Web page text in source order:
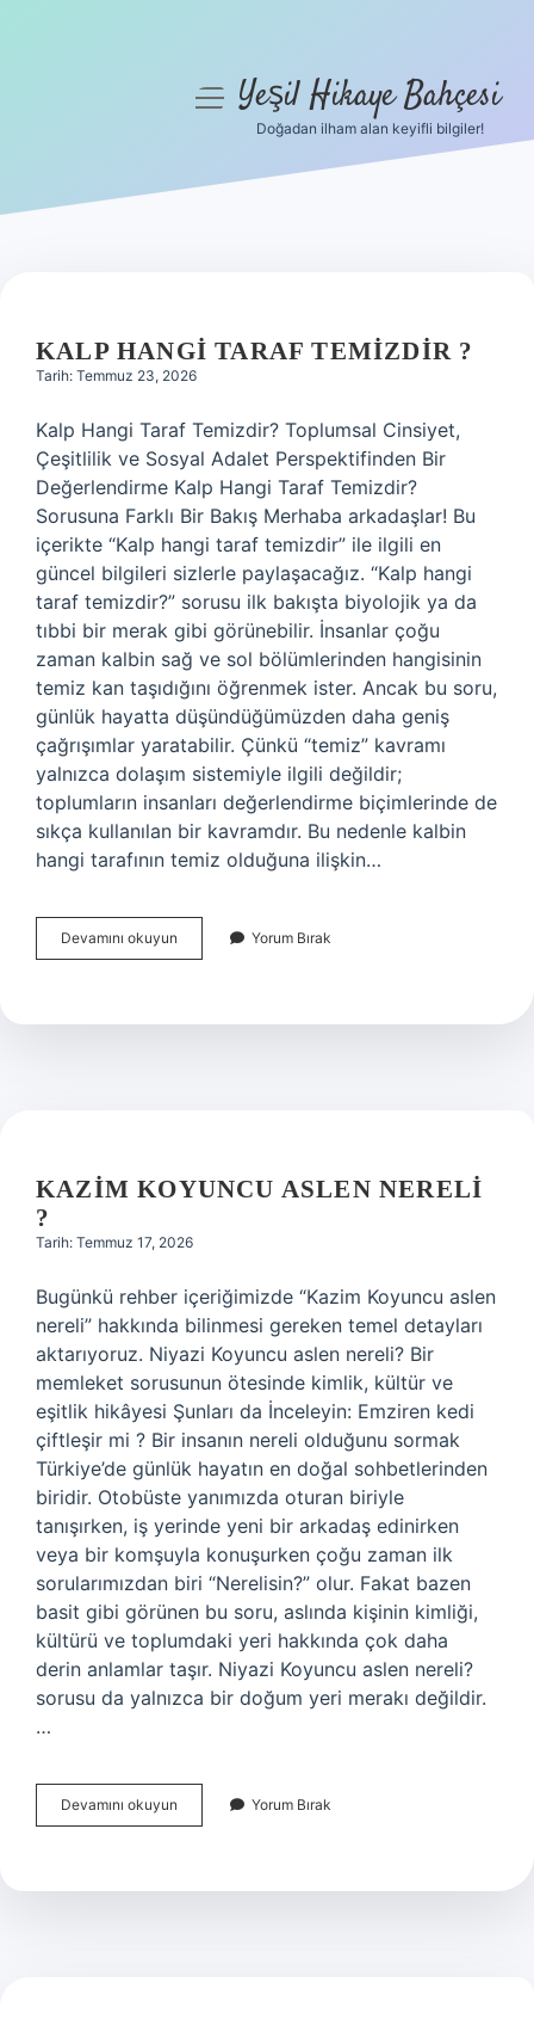
Hakkımızda
menüyüYeşil Hikaye Bahçesi
Doğadan ilham alan keyifli bilgiler!
HIKAYE
BAHÇESI
YAZILAR
KALP HANGI TARAF TEMIZDIR ?
Tarih: Temmuz 23, 2026
Kalp Hangi Taraf Temizdir? Toplumsal Cinsiyet,
Çeşitlilik ve Sosyal Adalet Perspektifinden Bir
Değerlendirme Kalp Hangi Taraf Temizdir?
Sorusuna Farklı Bir Bakış Merhaba arkadaşlar! Bu
içerikte “Kalp hangi taraf temizdir” ile ilgili en
güncel bilgileri sizlerle paylaşacağız. “Kalp hangi
taraf temizdir?” sorusu ilk bakışta biyolojik ya da
tıbbi bir merak gibi görünebilir. İnsanlar çoğu
zaman kalbin sağ ve sol bölümlerinden hangisinin
temiz kan taşıdığını öğrenmek ister. Ancak bu soru,
günlük hayatta düşündüğümüzden daha geniş
çağrışımlar yaratabilir. Çünkü “temiz” kavramı
yalnızca dolaşım sistemiyle ilgili değildir;
toplumların insanları değerlendirme biçimlerinde de
sıkça kullanılan bir kavramdır. Bu nedenle kalbin
hangi tarafının temiz olduğuna ilişkin…
Devamını okuyun
hangi
?
Yorum Bırak
KAZIM KOYUNCU ASLEN NERELI
?
Tarih: Temmuz 17, 2026
Bugünkü rehber içeriğimizde “Kazim Koyuncu aslen
nereli” hakkında bilinmesi gereken temel detayları
aktarıyoruz. Niyazi Koyuncu aslen nereli? Bir
memleket sorusunun ötesinde kimlik, kültür ve
eşitlik hikâyesi Şunları da İnceleyin: Emziren kedi
çiftleşir mi ? Bir insanın nereli olduğunu sormak
Türkiye’de günlük hayatın en doğal sohbetlerinden
biridir. Otobüste yanımızda oturan biriyle
tanışırken, iş yerinde yeni bir arkadaş edinirken
veya bir komşuyla konuşurken çoğu zaman ilk
sorularımızdan biri “Nerelisin?” olur. Fakat bazen
basit gibi görünen bu soru, aslında kişinin kimliği,
kültürü ve toplumdaki yeri hakkında çok daha
derin anlamlar taşır. Niyazi Koyuncu aslen nereli?
sorusu da yalnızca bir doğum yeri merakı değildir.
…
Devamını okuyun
Koyuncu
?
Yorum Bırak